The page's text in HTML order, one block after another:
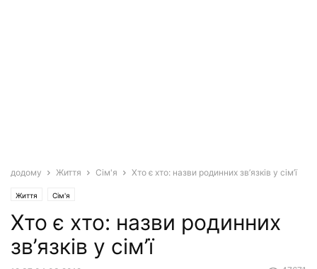
додому Життя Сім'я Хто є хто: назви родинних зв’язків у сім’ї
Життя Сім'я
Хто є хто: назви родинних
зв’язків у сім’ї